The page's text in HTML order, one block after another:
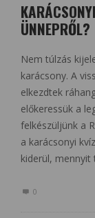
ÜNNEPRŐL?
Nem túlzás
karácsony. A
elkezdtek
előkeressük a
felkészüljünk a
a karácsonyi
kiderül, mennyit
0